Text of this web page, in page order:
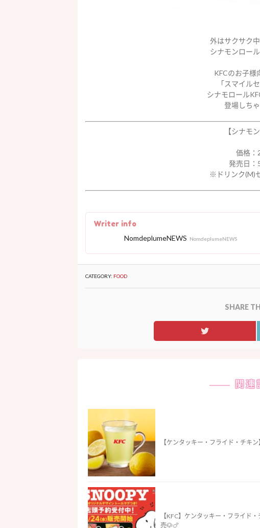
外はサクサク
シナモンロー
KFCのお子様
「スマイル
シナモロール
登場しち
【シナモ
価格：
発売日：
※ドリンク(M)
Writer info
NomdeplumeNEWS NomdeplumeNEWS
CATEGORY: FOOD
SHARE
関連
【ケンタッキー・フライド・チキ
【KFC】ケンタッキー・フライド
売🐶🍗